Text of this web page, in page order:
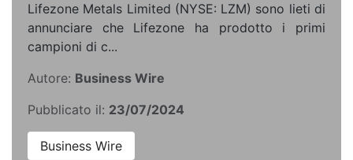
Lifezone Metals Limited (NYSE: LZM) sono lieti di
annunciare che Lifezone ha prodotto i primi
campioni di c...
Autore: Business Wire
Pubblicato il: 23/07/2024
Business Wire